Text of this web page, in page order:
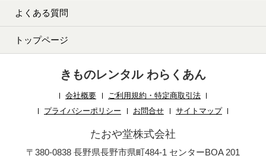
よくある質問
トップページ
きものレンタル わらくあん
会社概要
ご利用規約・特定商取引法
プライバシーポリシー
お問合せ サイトマップ
たおや堂株式会社
〒380-0838 長野県長野市県町484-1 センターBOA 201